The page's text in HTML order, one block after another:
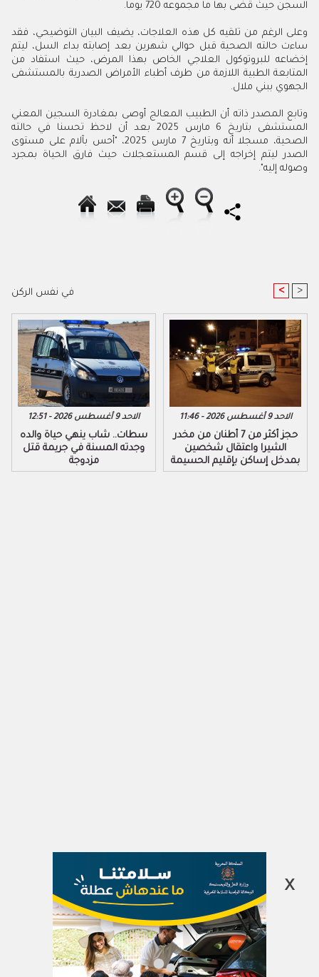
السجن حيث قضى بها ما مجموعه 720 يوما.
وعلى الرغم من تلقيه كل هذه العلاجات، يضيف البيان التوضيحي، فقد
ساءت حالته الصحية قبل حوالي شهرين بعد إصابته بداء السل، ليتم
إخضاعه للبروتوكول العلاجي الخاص بهذا المرض، حيث استفاد من
المتابعة الطبية اللازمة من طرف أطباء الأمراض الصدرية بالمستشفى
الجهوي ببني ملال.
وتابع المصدر ذاته أن الطبيب المعالج أوصى بمغادرة السجين المعني
المستشفى بتاريخ 6 مارس 2025 بعد أن لاحظ تحسنا في حالته
الصحية، مسجلا أنه وبتاريخ 7 مارس 2025، "أحس بآلام على مستوى
الصدر ليتم إخراجه إلى قسم المستعجلات حيث فارق الحياة بمجرد
وصوله إليه".
في نفس الركن < >
الاحد 9 أغسطس 2026 - 12:51
سطات.. شاب ينهي حياة والده
وجدته المسنة في جريمة قتل
مزدوجة
الاحد 9 أغسطس 2026 - 11:46
​حجز أكثر من 7 أطنان من مخدر
الشيرا واعتقال شخصين
بمدخل إساكن بإقليم الحسيمة